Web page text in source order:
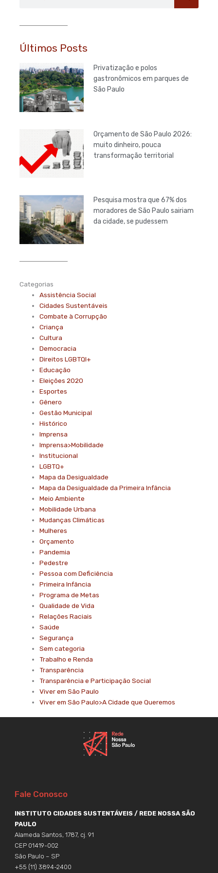
Últimos Posts
Privatização e polos
gastronômicos em parques de
São Paulo
Orçamento de São Paulo 2026:
muito dinheiro, pouca
transformação territorial
Pesquisa mostra que 67% dos
moradores de São Paulo sairiam
da cidade, se pudessem
Categorias
Assistência Social
Cidades Sustentáveis
Combate à Corrupção
Criança
Cultura
Democracia
Direitos LGBTQI+
Educação
Eleições 2020
Esportes
Gênero
Gestão Municipal
Histórico
Imprensa
Imprensa>Mobilidade
Institucional
LGBTQ+
Mapa da Desigualdade
Mapa da Desigualdade da Primeira Infância
Meio Ambiente
Mobilidade Urbana
Mudanças Climáticas
Mulheres
Orçamento
Pandemia
Pedestre
Pessoa com Deficiência
Primeira Infância
Programa de Metas
Qualidade de Vida
Relações Raciais
Saúde
Segurança
Sem categoria
Trabalho e Renda
Transparência
Transparência e Participação Social
Viver em São Paulo
Viver em São Paulo>A Cidade que Queremos
Fale Conosco
INSTITUTO CIDADES SUSTENTÁVEIS / REDE NOSSA SÃO
PAULO
Alameda Santos, 1787, cj. 91
CEP 01419-002
São Paulo – SP
+55 (11) 3894-2400